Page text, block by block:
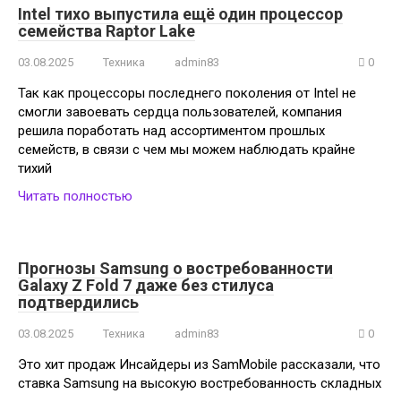
Intel тихо выпустила ещё один процессор
семейства Raptor Lake
03.08.2025 Техника admin83 0
Так как процессоры последнего поколения от Intel не
смогли завоевать сердца пользователей, компания
решила поработать над ассортиментом прошлых
семейств, в связи с чем мы можем наблюдать крайне
тихий
Читать полностью
Прогнозы Samsung о востребованности
Galaxy Z Fold 7 даже без стилуса
подтвердились
03.08.2025 Техника admin83 0
Это хит продаж Инсайдеры из SamMobile рассказали, что
ставка Samsung на высокую востребованность складных